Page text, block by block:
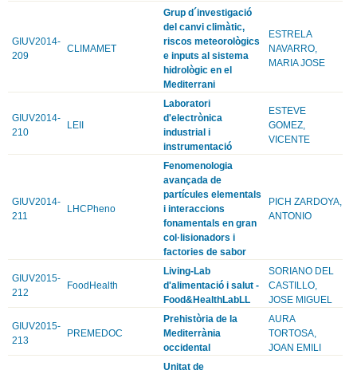
GIUV2014-
209
CLIMAMET
Grup d´investigació
del canvi climàtic,
riscos meteorològics
e inputs al sistema
hidrològic en el
Mediterrani
ESTRELA
NAVARRO,
MARIA JOSE
GIUV2014-
210
LEII
Laboratori
d'electrònica
industrial i
instrumentació
ESTEVE
GOMEZ,
VICENTE
GIUV2014-
211
LHCPheno
Fenomenologia
avançada de
partícules elementals
i interaccions
fonamentals en gran
col·lisionadors i
factories de sabor
PICH ZARDOYA,
ANTONIO
GIUV2015-
212
FoodHealth
Living-Lab
d'alimentació i salut -
Food&HealthLabLL
SORIANO DEL
CASTILLO,
JOSE MIGUEL
GIUV2015-
213
PREMEDOC
Prehistòria de la
Mediterrània
occidental
AURA
TORTOSA,
JOAN EMILI
Unitat de